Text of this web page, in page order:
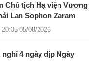
Chủ tịch Hạ viện Vương
Lan Sophon Zaram
20:35 05/08/2026
nghỉ 4 ngày dịp Ngày